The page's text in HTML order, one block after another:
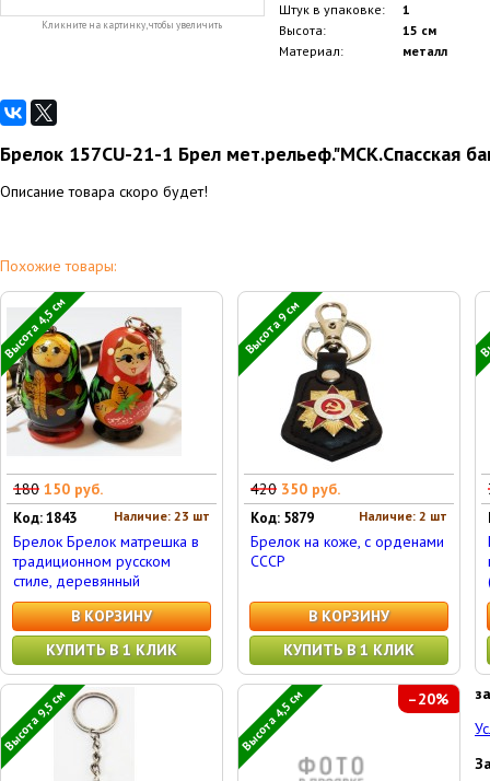
Кликните на картинку, чтобы увеличить
Штук в упаковке:
1
Высота:
15 см
Материал:
металл
Брелок 157CU-21-1 Брел мет.рельеф."МСК.Спасская
Описание товара скоро будет!
Похожие товары:
Высота 4,5 см
180 150 руб.
Наличие: 23 шт
Код: 1843
Брелок Брелок матрешка в
традиционном русском
стиле, деревянный
В КОРЗИНУ
КУПИТЬ В 1 КЛИК
Высота 9 см
420 350 руб.
Наличие: 2 шт
Код: 5879
Брелок на коже, с орденами
СССР
В КОРЗИНУ
КУПИТЬ В 1 КЛИК
Высота 9,5 см –20%
Высота 4,5 см